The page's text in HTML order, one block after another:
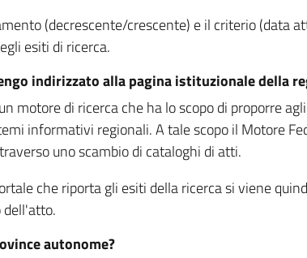
(decrescente/crescente) e il criterio
esiti di ricerca.
indirizzato alla pagina istituzionale della
motore di ricerca che ha lo scopo di proporre
informativi regionali. A tale scopo il Motore
uno scambio di cataloghi di atti.
che riporta gli esiti della ricerca si viene
autonome?